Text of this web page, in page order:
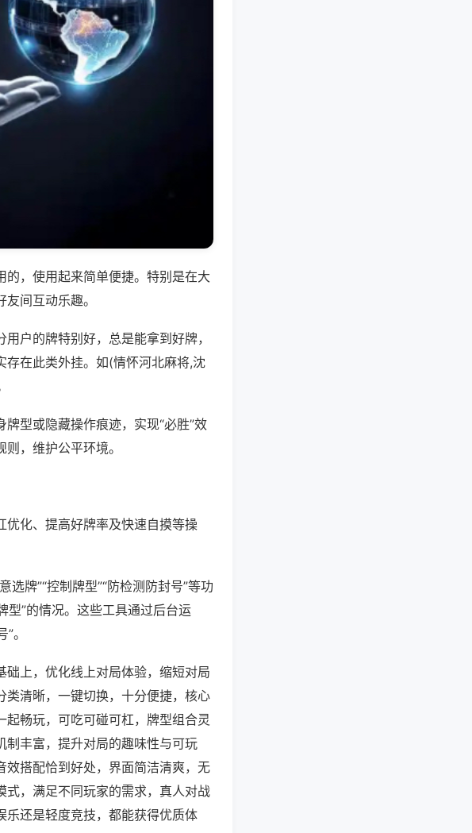
，使用起来简单便捷。特别是在大
间互动乐趣。
户的牌特别好，总是能拿到好牌，
在此类外挂。如(情怀河北麻将,沈
型或隐藏操作痕迹，实现“必胜”效
，维护公平环境。
优化、提高好牌率及快速自摸等操
牌”“控制牌型”“防检测防封号”等功
型”的情况。这些工具通过后台运
。
上，优化线上对局体验，缩短对局
清晰，一键切换，十分便捷，核心
畅玩，可吃可碰可杠，牌型组合灵
制丰富，提升对局的趣味性与可玩
搭配恰到好处，界面简洁清爽，无
，满足不同玩家的需求，真人对战
乐还是轻度竞技，都能获得优质体